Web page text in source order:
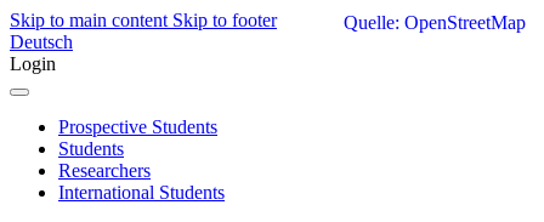
Skip to main content Skip to footer
Deutsch
Login
Prospective Students
Students
Researchers
International Students
Quelle: OpenStreetMap